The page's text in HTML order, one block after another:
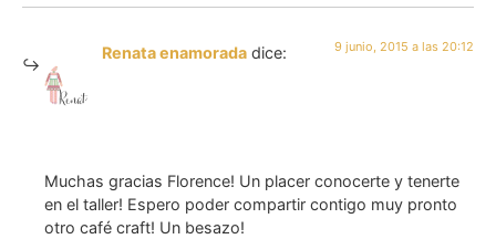
Renata enamorada dice: 9 junio, 2015 a las 20:12
Muchas gracias Florence! Un placer conocerte y tenerte
en el taller! Espero poder compartir contigo muy pronto
otro café craft! Un besazo!